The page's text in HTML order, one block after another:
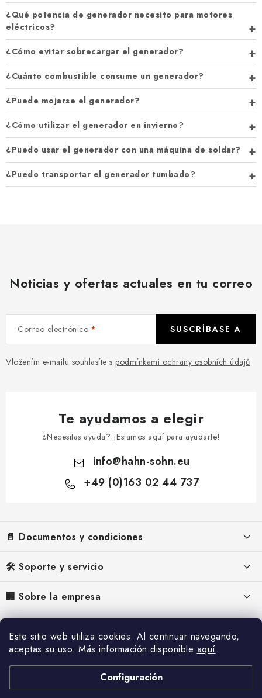
Este sitio web utiliza cookies. Al continuar navegando,
aceptas su uso. Más información disponible aquí.
Configuración
¿Qué potencia de generador necesito para motores
eléctricos?
¿Cómo evitar sobrecargar el generador?
¿Cuánto combustible consume un generador?
¿Puede mojarse el generador?
¿Cómo utilizar el generador en invierno?
¿Puedo usar el generador con una máquina de soldar?
¿Puedo transportar el generador tumbado?
Noticias y ofertas actuales en tu correo
Correo electrónico
Vložením e-mailu souhlasíte s podmínkami ochrany osobních údajů
SUSCRÍBASE A
Te ayudamos a elegir
¿Necesitas ayuda? ¡Estamos aquí para ayudarte!
info@hahn-sohn.eu
+49 (0)163 02 44 737
d
e
p
á
g
📄 Documentos y condiciones
Política de Privacidad
Desistimiento
Envío y pago
🛠️ Soporte y servicio
FAQ – Preguntas frecuentes
Manuales para generadores
Manuales para deshumidificadores
Reclamación
🏢 Sobre la empresa
Acerca de nosotros
¿Por qué Hahn & Sohn?
Contactos
Ofertas de empleo
Referencias
Blog
Catálogo